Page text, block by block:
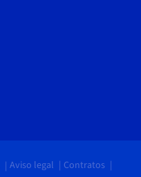
Aviso legal
Contratos